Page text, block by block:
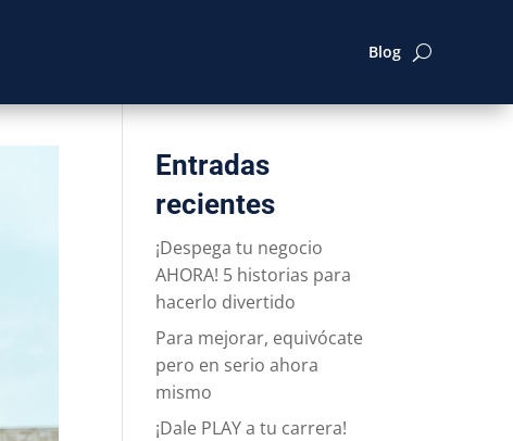
Blog
Entradas
recientes
¡Despega tu negocio
AHORA! 5 historias para
hacerlo divertido
Para mejorar, equivócate
pero en serio ahora
mismo
¡Dale PLAY a tu carrera!